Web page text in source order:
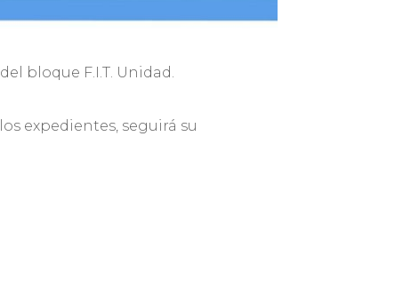
bloque F.I.T. Unidad.
expedientes, seguirá su